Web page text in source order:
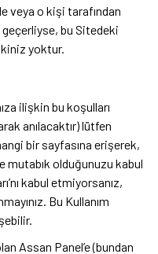
veya o kişi tarafından
bu Sitedeki
yoktur.
ilişkin bu koşulları
anılacaktır) lütfen
bir sayfasına erişerek,
ve mutabık olduğunuzu kabul
kabul etmiyorsanız,
Bu Kullanım
Assan Panel’e (bundan